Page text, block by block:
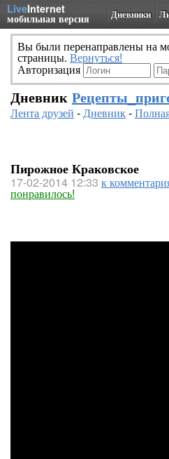
LiveInternet
мобильная версия Дневники
Вы были перенаправлены на
страницы. Вернуться!
Авторизация
Дневник
Лента друзей -Дневник-
Пирожное Краковское
17-02-2014 12:33 к
понравилось!